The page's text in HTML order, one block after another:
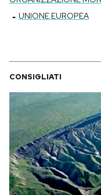
- UNIONE EUROPEA
CONSIGLIATI